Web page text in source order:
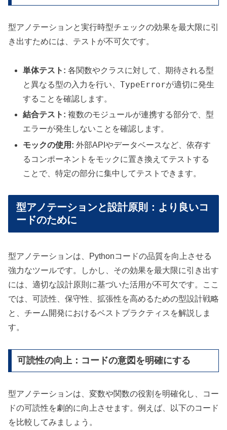
型アノテーションと実行時型チェックの効果を最大限に引
き出すためには、テストが不可欠です。
単体テスト: 各関数やクラスに対して、期待される型
と異なる型の入力を行い、TypeErrorが適切に発生
することを確認します。
結合テスト: 複数のモジュールが連携する部分で、型
エラーが発生しないことを確認します。
モックの使用: 外部APIやデータベースなど、依存す
るコンポーネントをモックに置き換えてテストする
ことで、特定の部分に集中してテストできます。
型アノテーションと設計原則：より良いコ
ードのために
型アノテーションは、Pythonコードの品質を向上させる
強力なツールです。しかし、その効果を最大限に引き出す
には、適切な設計原則に基づいた活用が不可欠です。ここ
では、可読性、保守性、拡張性を高めるための型設計戦略
と、チーム開発におけるベストプラクティスを解説しま
す。
可読性の向上：コードの意図を明確にする
型アノテーションは、変数や関数の役割を明確化し、コー
ドの可読性を劇的に向上させます。例えば、以下のコード
を比較してみましょう。